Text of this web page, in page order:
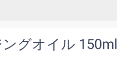
グオイル 150ml